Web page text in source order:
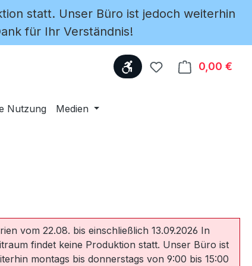
statt. Unser Büro ist jedoch weiterhin
für Ihr Verständnis!
Werkzeugleiste anzeigen
Du hast 00,00 €
Nutzung Medien
vom 22.08. bis einschließlich 13.09.2026 In
findet keine Produktion statt. Unser Büro ist
montags bis donnerstags von 9:00 bis 15:00